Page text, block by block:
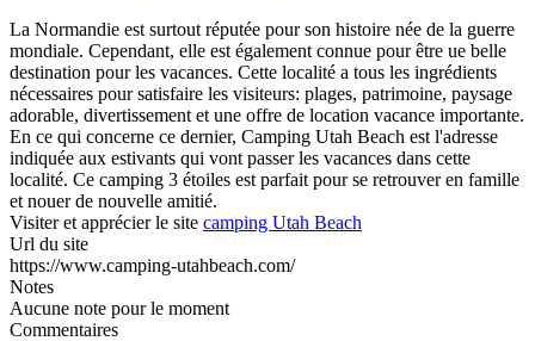
La Normandie est surtout réputée pour son histoire née de la guerre
mondiale. Cependant, elle est également connue pour être ue belle
destination pour les vacances. Cette localité a tous les ingrédients
nécessaires pour satisfaire les visiteurs: plages, patrimoine, paysage
adorable, divertissement et une offre de location vacance importante.
En ce qui concerne ce dernier, Camping Utah Beach est l'adresse
indiquée aux estivants qui vont passer les vacances dans cette
localité. Ce camping 3 étoiles est parfait pour se retrouver en famille
et nouer de nouvelle amitié.
Visiter et apprécier le site camping Utah Beach
Url du site
https://www.camping-utahbeach.com/
Notes
Aucune note pour le moment
Commentaires